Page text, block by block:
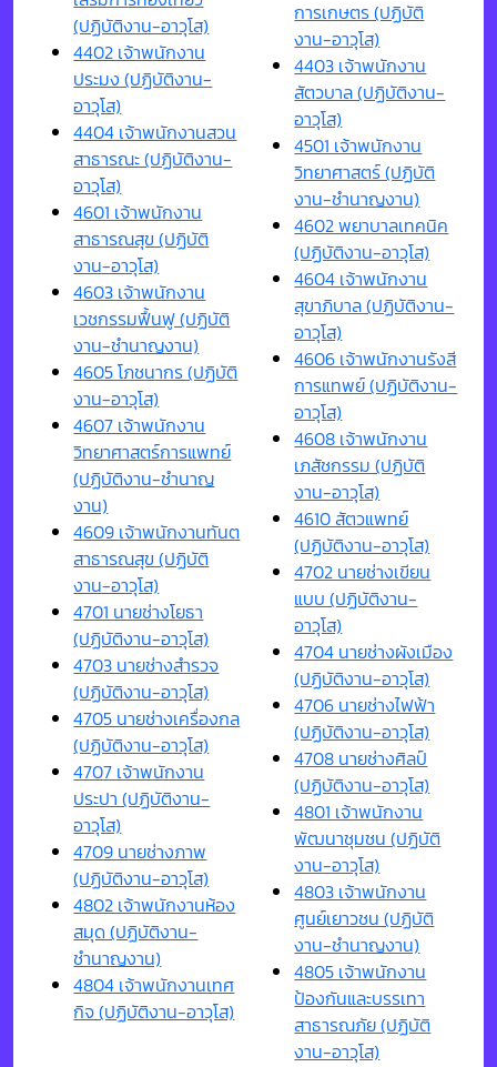
(ปฏิบัติงาน-อาวุโส)
4402 เจ้าพนักงาน
ประมง (ปฏิบัติงาน-
อาวุโส)
4404 เจ้าพนักงานสวน
สาธารณะ (ปฏิบัติงาน-
อาวุโส)
4601 เจ้าพนักงาน
สาธารณสุข (ปฏิบัติ
งาน-อาวุโส)
4603 เจ้าพนักงาน
เวชกรรมฟื้นฟู (ปฏิบัติ
งาน-ชำนาญงาน)
4605 โภชนากร (ปฏิบัติ
งาน-อาวุโส)
4607 เจ้าพนักงาน
วิทยาศาสตร์การแพทย์
(ปฏิบัติงาน-ชำนาญ
งาน)
4609 เจ้าพนักงานทันต
สาธารณสุข (ปฏิบัติ
งาน-อาวุโส)
4701 นายช่างโยธา
(ปฏิบัติงาน-อาวุโส)
4703 นายช่างสำรวจ
(ปฏิบัติงาน-อาวุโส)
4705 นายช่างเครื่องกล
(ปฏิบัติงาน-อาวุโส)
4707 เจ้าพนักงาน
ประปา (ปฏิบัติงาน-
อาวุโส)
4709 นายช่างภาพ
(ปฏิบัติงาน-อาวุโส)
4802 เจ้าพนักงานห้อง
สมุด (ปฏิบัติงาน-
ชำนาญงาน)
4804 เจ้าพนักงานเทศ
กิจ (ปฏิบัติงาน-อาวุโส)
การเกษตร (ปฏิบัติ
งาน-อาวุโส)
4403 เจ้าพนักงาน
สัตวบาล (ปฏิบัติงาน-
อาวุโส)
4501 เจ้าพนักงาน
วิทยาศาสตร์ (ปฏิบัติ
งาน-ชำนาญงาน)
4602 พยาบาลเทคนิค
(ปฏิบัติงาน-อาวุโส)
4604 เจ้าพนักงาน
สุขาภิบาล (ปฏิบัติงาน-
อาวุโส)
4606 เจ้าพนักงานรังสี
การแทพย์ (ปฏิบัติงาน-
อาวุโส)
4608 เจ้าพนักงาน
เภสัชกรรม (ปฏิบัติ
งาน-อาวุโส)
4610 สัตวแพทย์
(ปฏิบัติงาน-อาวุโส)
4702 นายช่างเขียน
แบบ (ปฏิบัติงาน-
อาวุโส)
4704 นายช่างผังเมือง
(ปฏิบัติงาน-อาวุโส)
4706 นายช่างไฟฟ้า
(ปฏิบัติงาน-อาวุโส)
4708 นายช่างศิลป์
(ปฏิบัติงาน-อาวุโส)
4801 เจ้าพนักงาน
พัฒนาชุมชน (ปฏิบัติ
งาน-อาวุโส)
4803 เจ้าพนักงาน
ศูนย์เยาวชน (ปฏิบัติ
งาน-ชำนาญงาน)
4805 เจ้าพนักงาน
ป้องกันและบรรเทา
สาธารณภัย (ปฏิบัติ
งาน-อาวุโส)